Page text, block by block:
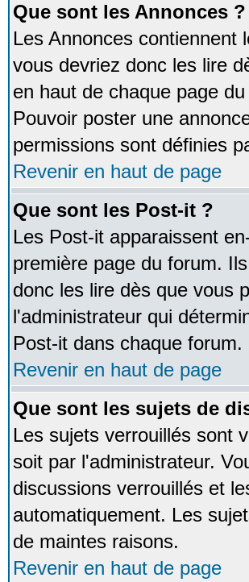
Que sont les Annonces ?
Les Annonces contiennent
vous devriez donc les lire
en haut de chaque page
Pouvoir poster une
permissions sont définies
Revenir en haut de page
Que sont les Post-it ?
Les Post-it apparaissent
première page du forum.
donc les lire dès que vous
l'administrateur qui
Post-it dans chaque forum.
Revenir en haut de page
Que sont les sujets de
Les sujets verrouillés sont
soit par l'administrateur.
discussions verrouillés et
automatiquement. Les
de maintes raisons.
Revenir en haut de page